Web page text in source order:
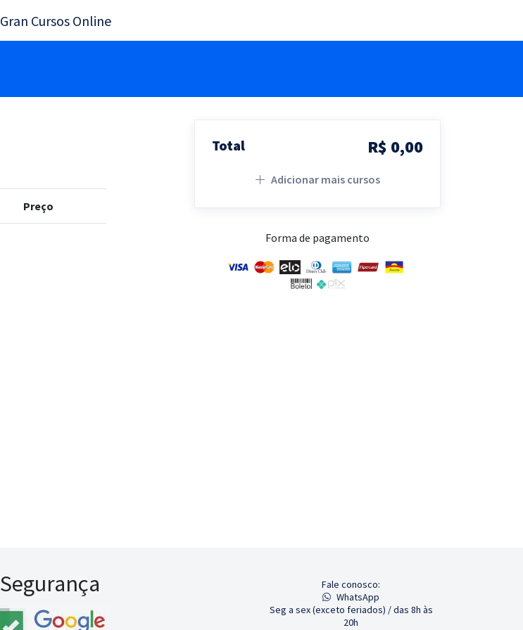
Preço
Total R$ 0,00
Adicionar mais cursos
Forma de pagamento
Segurança
Fale conosco:
WhatsApp
Seg a sex (exceto feriados) / das 8h às
20h